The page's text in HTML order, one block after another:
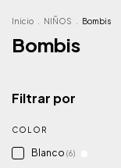
Inicio NIÑOS Bombis
Bombis
Filtrar por
COLOR
Blanco (6)